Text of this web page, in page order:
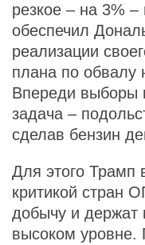
резкое – на 3% –
обеспечил
реализации
плана по обвалу
Впереди выборы
задача –
сделав бензин
Для этого Трамп
критикой стран
добычу и держат
высоком уровне.